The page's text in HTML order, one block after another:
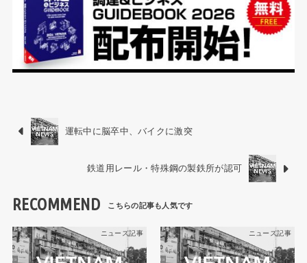
運転中に脳卒中、バイクに激突
鉄道用レール・特殊鋼の製鉄所が認可
RECOMMEND
ニュース記事 ニュース記事